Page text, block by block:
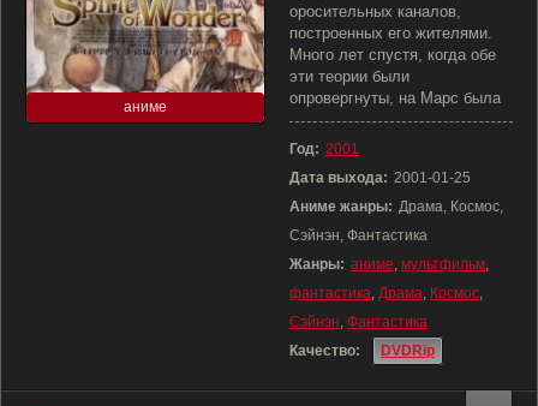
аниме
оросительных каналов,
построенных его жителями.
Много лет спустя, когда обе
эти теории были
опровергнуты, на Марс была
Год: 2001
Дата выхода: 2001-01-25
Аниме жанры: Драма, Космос,
Сэйнэн, Фантастика
Жанры: аниме, мультфильм,
фантастика, Драма, Космос,
Сэйнэн, Фантастика
Качество:
DVDRip